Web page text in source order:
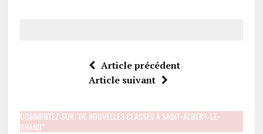
Article précédent
Article suivant
COMMENTEZ SUR "DE NOUVELLES CLASSES À SAINT-ALBERT-LE-
GRAND"